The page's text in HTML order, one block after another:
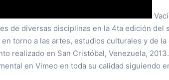
de diversas disciplinas en la 4ta edición del
torno a las artes, estudios culturales y de la
realizado en San Cristóbal, Venezuela,
en Vimeo en toda su calidad siguiendo